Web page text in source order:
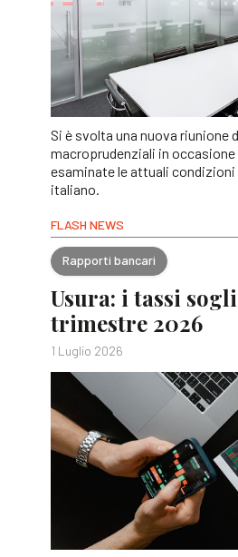
Si è svolta una nuova
macroprudenziali in
esaminate le attuali
italiano.
FLASH NEWS
Rapporti bancari
Usura: i tassi
trimestre 2026
1 Luglio 2026